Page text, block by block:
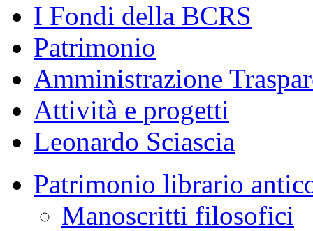
I Fondi della BCRS
Patrimonio
Amministrazione
Attività e progetti
Leonardo Sciascia
Patrimonio librario
Manoscritti filosofici